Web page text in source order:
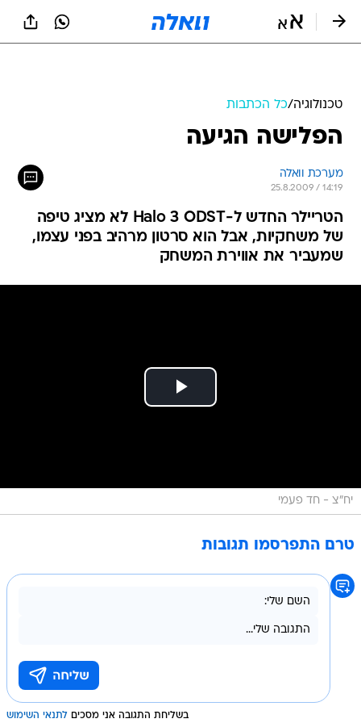
טכנולוגיה/כל הכתבות
הפלישה הגיעה
מערכת וואלה
25.8.2009 / 14:19
הטריילר החדש ל-Halo 3 ODST לא מציג טיפה
של משחקיות, אבל הוא סרטון מרהיב בפני עצמו,
שמעביר את אווירת המשחק
יח"צ - חד פעמי
טרם התפרסמו תגובות
בשליחת התגובה אני מסכים לתנאי השימוש